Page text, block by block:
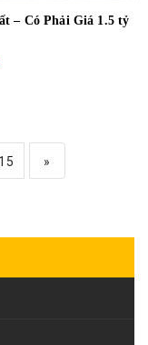
– Có Phải Giá 1.5 tỷ
15 »